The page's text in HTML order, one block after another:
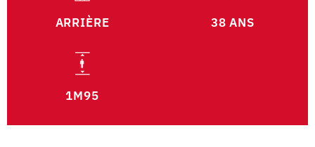
ARRIÈRE 38 ANS
1M95